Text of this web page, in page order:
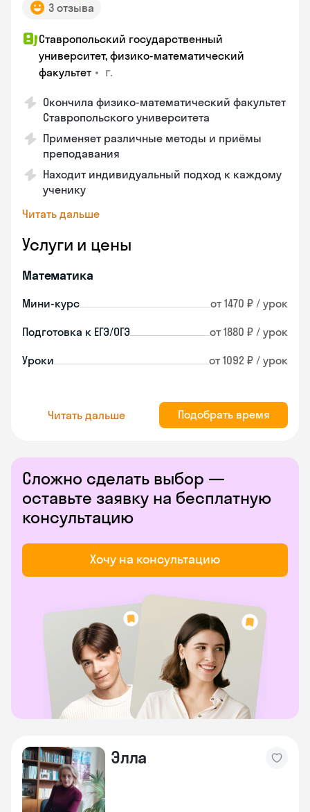
3 отзыва
Ставропольский государственный
университет, физико-математический
факультет • г.
Окончила физико-математический факультет
Ставропольского университета
Применяет различные методы и приёмы
преподавания
Находит индивидуальный подход к каждому
ученику
Читать дальше
Услуги и цены
Математика
Мини-курс от 1470 ₽ / урок
Подготовка к ЕГЭ/ОГЭ от 1880 ₽ / урок
Уроки от 1092 ₽ / урок
Читать дальше Подобрать время
Сложно сделать выбор —
оставьте заявку на бесплатную
консультацию
Хочу на консультацию
Элла